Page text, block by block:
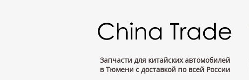
Запчасти для китайских автомобилей
в Тюмени с доставкой по всей России